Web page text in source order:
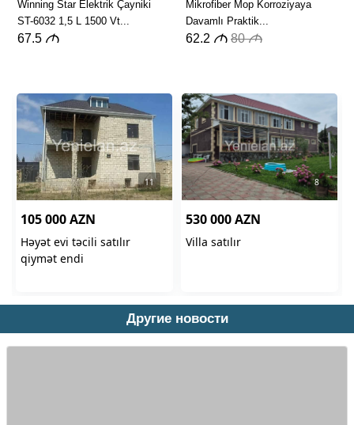
Другие новости